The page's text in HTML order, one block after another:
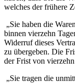
welches der frühere
„Sie haben die
binnen vierzehn
Widerruf dieses
zu übergeben. Die
der Frist von
„Sie tragen die